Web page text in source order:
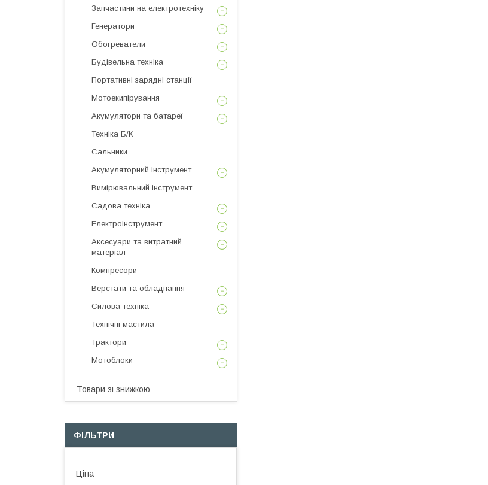
Запчастини на електротехніку
Генератори
Обогреватели
Будівельна техніка
Портативні зарядні станції
Мотоекипірування
Акумулятори та батареї
Техніка Б/К
Сальники
Акумуляторний інструмент
Вимірювальний інструмент
Садова техніка
Електроінструмент
Аксесуари та витратний
матеріал
Компресори
Верстати та обладнання
Силова техніка
Технічні мастила
Трактори
Мотоблоки
Товари зі знижкою
ФІЛЬТРИ
Ціна